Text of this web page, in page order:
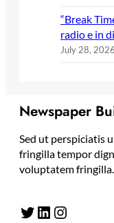
“Break
radio e in
July 28, 2026
Newspaper
Sed ut perspiciatis
fringilla tempor
voluptatem fringilla.
Twitter LinkedIn Instagram